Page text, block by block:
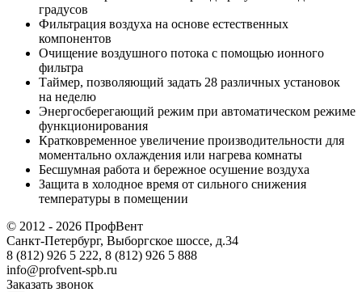
градусов
Фильтрация воздуха на основе естественных
компонентов
Очищение воздушного потока с помощью ионного
фильтра
Таймер, позволяющий задать 28 различных установок
на неделю
Энергосберегающий режим при автоматическом режиме
функционирования
Кратковременное увеличение производительности для
моментально охлаждения или нагрева комнаты
Бесшумная работа и бережное осушение воздуха
Защита в холодное время от сильного снижения
температуры в помещении
© 2012 - 2026 ПрофВент
Санкт-Петербург, Выборгское шоссе, д.34
8 (812) 926 5 222, 8 (812) 926 5 888
info@profvent-spb.ru
Заказать звонок